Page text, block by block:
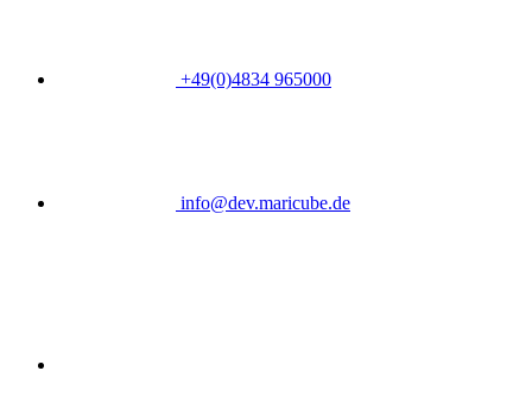
+49(0)4834 965000
info@dev.maricube.de